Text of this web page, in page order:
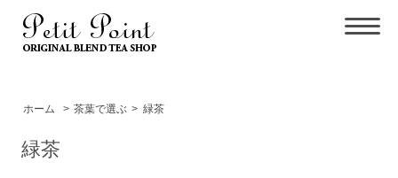
ホーム > 茶葉で選ぶ > 緑茶
緑茶